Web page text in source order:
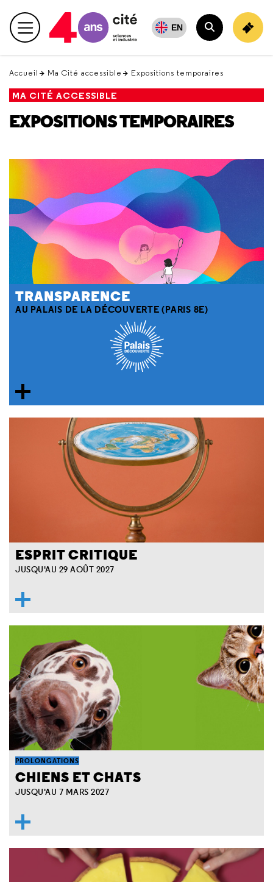
en
haut Menu principal EN
Rechercher
Accueil Ma Cité accessible Expositions temporaires
MA CITÉ ACCESSIBLE
EXPOSITIONS TEMPORAIRES
TRANSPARENCE
AU PALAIS DE LA DÉCOUVERTE (PARIS 8E)
ESPRIT CRITIQUE
JUSQU'AU 29 AOÛT 2027
CHIENS ET CHATS
PROLONGATIONS
JUSQU'AU 7 MARS 2027